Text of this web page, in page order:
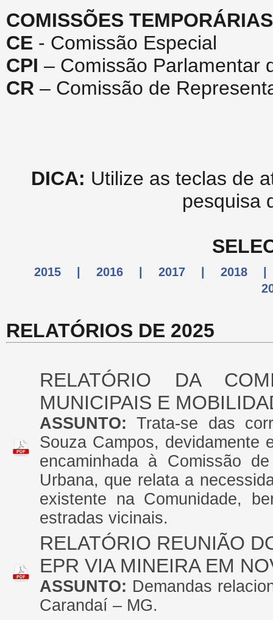
COMISSÕES
CE - Comissão Especial
CPI – Comissão Parlamentar
CR – Comissão de
DICA: Utilize as teclas de
pesquisa
2015 2016 2017 2018
RELATÓRIOS DE 2025
RELATÓRIO DA
MUNICIPAIS E
ASSUNTO:Trata-se das
Souza Campos, devidamente
encaminhada à Comissão
Urbana, que relata a
existente na Comunidade,
estradas vicinais.
RELATÓRIO REUNIÃO
EPR VIA MINEIRA EM
ASSUNTO: Demandas
Carandaí – MG.